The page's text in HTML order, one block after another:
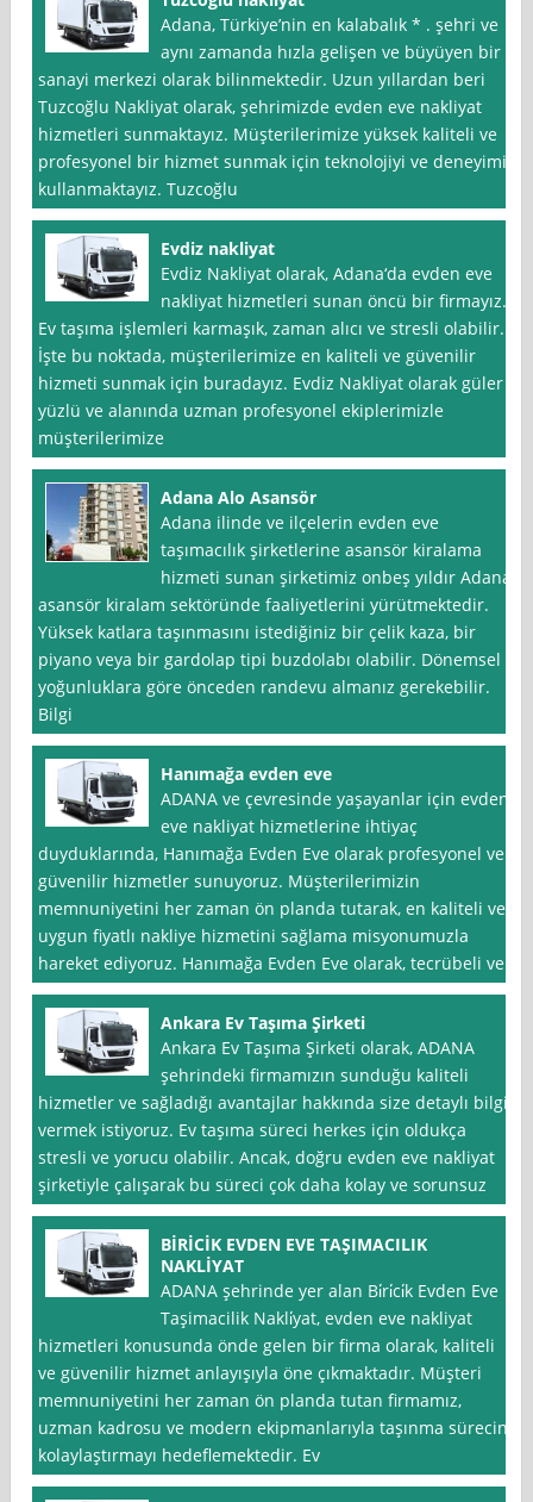
Adana, Türkiye’nin en kalabalık * . şehri ve
aynı zamanda hızla gelişen ve büyüyen bir
sanayi merkezi olarak bilinmektedir. Uzun yıllardan beri
Tuzcoğlu Nakliyat olarak, şehrimizde evden eve nakliyat
hizmetleri sunmaktayız. Müşterilerimize yüksek kaliteli ve
profesyonel bir hizmet sunmak için teknolojiyi ve deneyimi
kullanmaktayız. Tuzcoğlu
Evdiz nakliyat
Evdiz Nakliyat olarak, Adana‘da evden eve
nakliyat hizmetleri sunan öncü bir firmayız.
Ev taşıma işlemleri karmaşık, zaman alıcı ve stresli olabilir.
İşte bu noktada, müşterilerimize en kaliteli ve güvenilir
hizmeti sunmak için buradayız. Evdiz Nakliyat olarak güler
yüzlü ve alanında uzman profesyonel ekiplerimizle
müşterilerimize
Adana Alo Asansör
Adana ilinde ve ilçelerin evden eve
taşımacılık şirketlerine asansör kiralama
hizmeti sunan şirketimiz onbeş yıldır Adana
asansör kiralam sektöründe faaliyetlerini yürütmektedir.
Yüksek katlara taşınmasını istediğiniz bir çelik kaza, bir
piyano veya bir gardolap tipi buzdolabı olabilir. Dönemsel
yoğunluklara göre önceden randevu almanız gerekebilir.
Bilgi
Hanımağa evden eve
ADANA ve çevresinde yaşayanlar için evden
eve nakliyat hizmetlerine ihtiyaç
duyduklarında, Hanımağa Evden Eve olarak profesyonel ve
güvenilir hizmetler sunuyoruz. Müşterilerimizin
memnuniyetini her zaman ön planda tutarak, en kaliteli ve
uygun fiyatlı nakliye hizmetini sağlama misyonumuzla
hareket ediyoruz. Hanımağa Evden Eve olarak, tecrübeli ve
Ankara Ev Taşıma Şirketi
Ankara Ev Taşıma Şirketi olarak, ADANA
şehrindeki firmamızın sunduğu kaliteli
hizmetler ve sağladığı avantajlar hakkında size detaylı bilgi
vermek istiyoruz. Ev taşıma süreci herkes için oldukça
stresli ve yorucu olabilir. Ancak, doğru evden eve nakliyat
şirketiyle çalışarak bu süreci çok daha kolay ve sorunsuz
BİRİCİK EVDEN EVE TAŞIMACILIK
NAKLİYAT
ADANA şehrinde yer alan Bi̇ri̇ci̇k Evden Eve
Taşimacilik Nakli̇yat, evden eve nakliyat
hizmetleri konusunda önde gelen bir firma olarak, kaliteli
ve güvenilir hizmet anlayışıyla öne çıkmaktadır. Müşteri
memnuniyetini her zaman ön planda tutan firmamız,
uzman kadrosu ve modern ekipmanlarıyla taşınma sürecini
kolaylaştırmayı hedeflemektedir. Ev